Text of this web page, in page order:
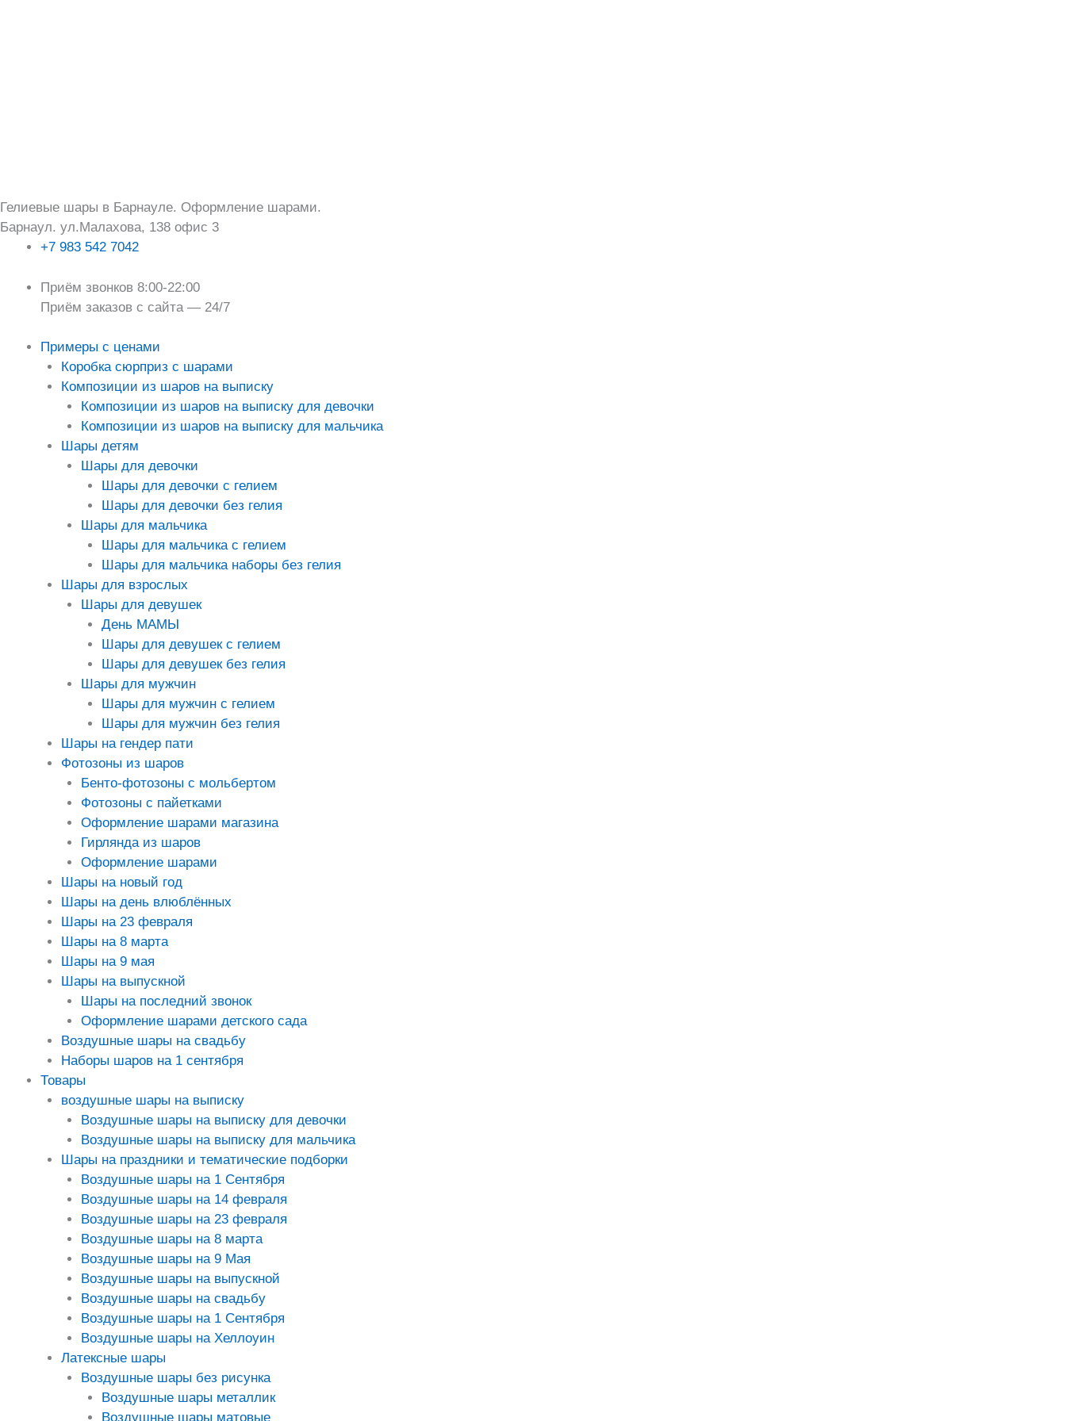
Гелиевые шары в Барнауле. Оформление шарами.
Барнаул. ул.Малахова, 138 офис 3
+7 983 542 7042
Приём звонков 8:00-22:00
Приём заказов с сайта — 24/7
Примеры с ценами
Коробка сюрприз с шарами
Композиции из шаров на выписку
Композиции из шаров на выписку для девочки
Композиции из шаров на выписку для мальчика
Шары детям
Шары для девочки
Шары для девочки с гелием
Шары для девочки без гелия
Шары для мальчика
Шары для мальчика с гелием
Шары для мальчика наборы без гелия
Шары для взрослых
Шары для девушек
День МАМЫ
Шары для девушек с гелием
Шары для девушек без гелия
Шары для мужчин
Шары для мужчин с гелием
Шары для мужчин без гелия
Шары на гендер пати
Фотозоны из шаров
Бенто-фотозоны с мольбертом
Фотозоны с пайетками
Оформление шарами магазина
Гирлянда из шаров
Оформление шарами
Шары на новый год
Шары на день влюблённых
Шары на 23 февраля
Шары на 8 марта
Шары на 9 мая
Шары на выпускной
Шары на последний звонок
Оформление шарами детского сада
Воздушные шары на свадьбу
Наборы шаров на 1 сентября
Товары
воздушные шары на выписку
Воздушные шары на выписку для девочки
Воздушные шары на выписку для мальчика
Шары на праздники и тематические подборки
Воздушные шары на 1 Сентября
Воздушные шары на 14 февраля
Воздушные шары на 23 февраля
Воздушные шары на 8 марта
Воздушные шары на 9 Мая
Воздушные шары на выпускной
Воздушные шары на свадьбу
Воздушные шары на 1 Сентября
Воздушные шары на Хеллоуин
Латексные шары
Воздушные шары без рисунка
Воздушные шары металлик
Воздушные шары матовые